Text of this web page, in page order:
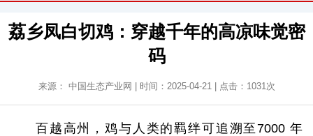
荔乡凤白切鸡：穿越千年的高凉味觉密
码
来源： 中国生态产业网 | 时间：2025-04-21 | 点击： 1031次
百越高州，鸡与人类的羁绊可追溯至7000 年